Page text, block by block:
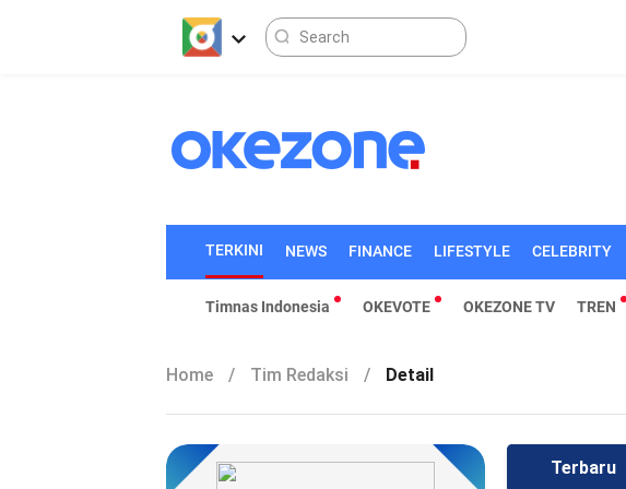
TERKINI NEWS FINANCE LIFESTYLE CELEBRITY
Timnas Indonesia OKEVOTE OKEZONE TV TREN
Home / Tim Redaksi / Detail
Terbaru